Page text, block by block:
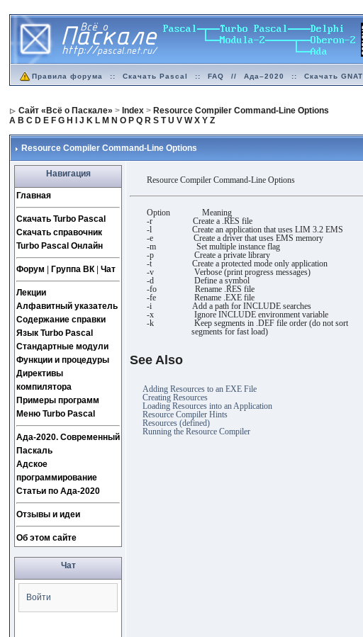
Правила форума :: Скачать Pascal :: FAQ // Ада–2020 :: Скачать GNAT
Сайт «Всё о Паскале» > Index > Resource Compiler Command-Line Options
A B C D E F G H J K L M N O P Q R S T U V W X Y Z
Resource Compiler Command-Line Options
Навигация
Главная
Скачать Turbo Pascal
Скачать справочник
Turbo Pascal Онлайн
Форум Группа ВК|Чат
Лекции
Алфавитный указатель
Содержание справки
Язык Turbo Pascal
Стандартные модули
Функции и процедуры
Директивы
компилятора
Примеры программ
Меню Turbo Pascal
Ада-2020. Современный
Паскаль
Адское
программирование
Статьи по Ада-2020
Отзывы и идеи
Об этом сайте
Чат
Войти
Resource Compiler Command-Line Options
Option Meaning
-r Create a .RES file
-l Create an application that uses LIM 3.2 EMS
-e Create a driver that uses EMS memory
-m Set multiple instance flag
-p Create a private library
-t Create a protected mode only application
-v Verbose (print progress messages)
-d Define a symbol
-fo Rename .RES file
-fe Rename .EXE file
-i Add a path for INCLUDE searches
-x Ignore INCLUDE environment variable
-k Keep segments in .DEF file order (do not sort
segments for fast load)
See Also
Adding Resources to an EXE File
Creating Resources
Loading Resources into an Application
Resource Compiler Hints
Resources (defined)
Running the Resource Compiler